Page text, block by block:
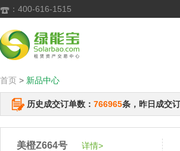
 ：400-616-1515
首页 > 新品中心
历史成交订单数： 766965条，昨日成交
美橙Z664号 详情>